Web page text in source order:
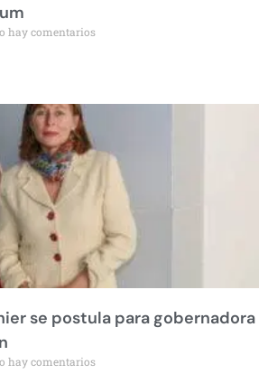
hay comentarios
se postula para gobernadora
hay comentarios